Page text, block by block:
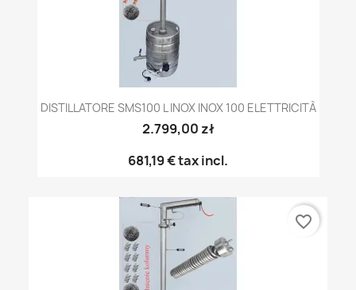
DISTILLATORE SMS100 L INOX INOX 100 ELETTRICITÀ
2.799,00 zł
681,19 €tax incl.
favorite_border